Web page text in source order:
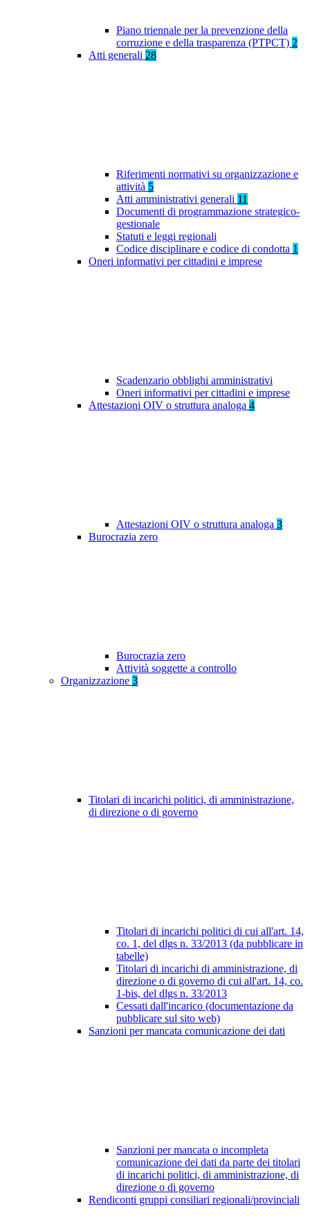
Piano triennale per la prevenzione della
corruzione e della trasparenza (PTPCT) 2
Atti generali 28
Riferimenti normativi su organizzazione e
attività 5
Atti amministrativi generali 11
Documenti di programmazione strategico-
gestionale
Statuti e leggi regionali
Codice disciplinare e codice di condotta 1
Oneri informativi per cittadini e imprese
Scadenzario obblighi amministrativi
Oneri informativi per cittadini e imprese
Attestazioni OIV o struttura analoga 4
Attestazioni OIV o struttura analoga 3
Burocrazia zero
Burocrazia zero
Attività soggette a controllo
Organizzazione 3
Titolari di incarichi politici, di amministrazione,
di direzione o di governo
Titolari di incarichi politici di cui all'art. 14,
co. 1, del dlgs n. 33/2013 (da pubblicare in
tabelle)
Titolari di incarichi di amministrazione, di
direzione o di governo di cui all'art. 14, co.
1-bis, del dlgs n. 33/2013
Cessati dall'incarico (documentazione da
pubblicare sul sito web)
Sanzioni per mancata comunicazione dei dati
Sanzioni per mancata o incompleta
comunicazione dei dati da parte dei titolari
di incarichi politici, di amministrazione, di
direzione o di governo
Rendiconti gruppi consiliari regionali/provinciali